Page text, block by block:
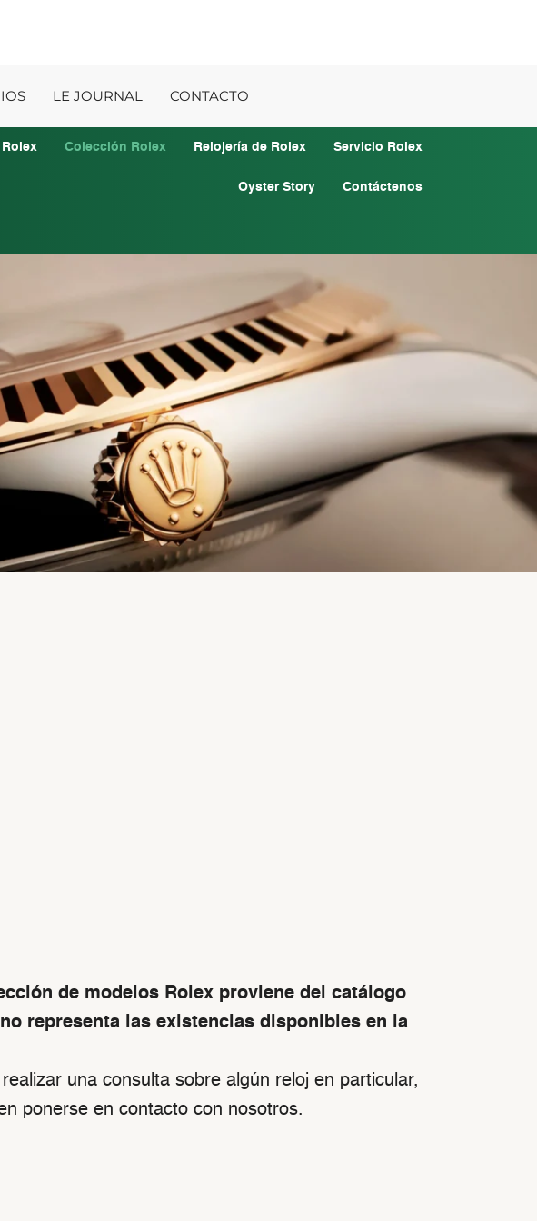
LE JOURNAL CONTACTO
Colección Rolex Relojería de Rolex Servicio Rolex
Oyster Story Contáctenos
de modelos Rolex proviene del catálogo
representa las existencias disponibles en la
una consulta sobre algún reloj en particular,
ponerse en contacto con nosotros.